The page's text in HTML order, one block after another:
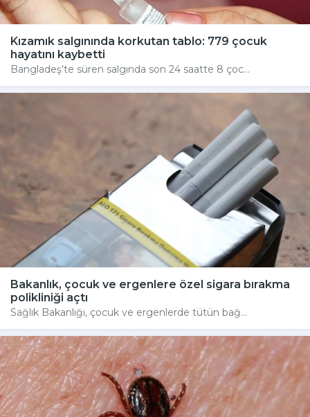
Kızamık salgınında korkutan tablo: 779 çocuk
hayatını kaybetti
Bangladeş'te süren salgında son 24 saatte 8 çoc...
Bakanlık, çocuk ve ergenlere özel sigara bırakma
polikliniği açtı
Sağlık Bakanlığı, çocuk ve ergenlerde tütün bağ...